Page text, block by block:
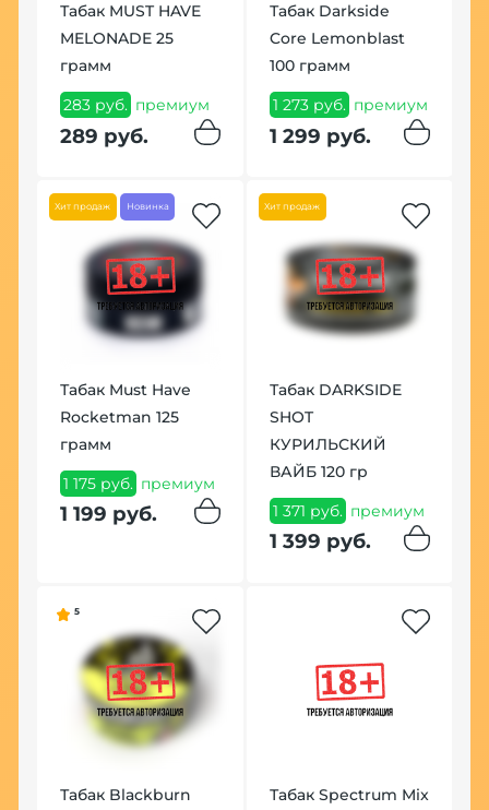
Табак MUST HAVE
MELONADE 25
грамм
283 руб. премиум
289 руб.
Табак Darkside
Core Lemonblast
100 грамм
1 273 руб. премиум
1 299 руб.
Хит продаж Новинка
Табак Must Have
Rocketman 125
грамм
1 175 руб. премиум
1 199 руб.
Хит продаж
Табак DARKSIDE
SHOT
КУРИЛЬСКИЙ
ВАЙБ 120 гр
1 371 руб. премиум
1 399 руб.
5
Табак Blackburn
Табак Spectrum Mix